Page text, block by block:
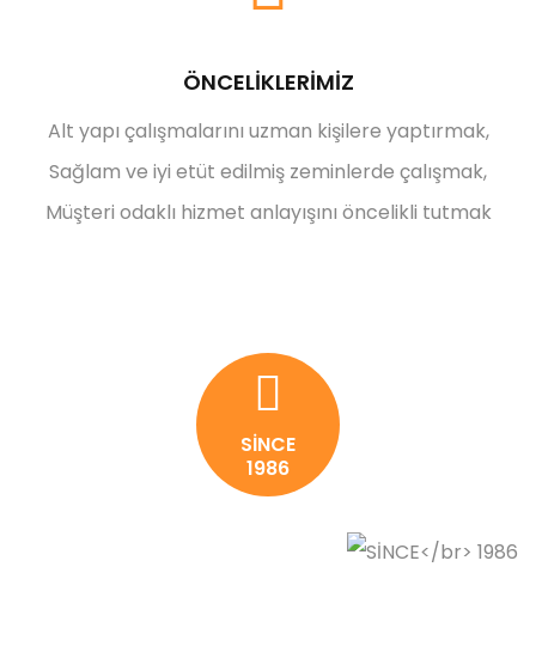
ÖNCELİKLERİMİZ
Alt yapı çalışmalarını uzman kişilere yaptırmak,
Sağlam ve iyi etüt edilmiş zeminlerde çalışmak,
Müşteri odaklı hizmet anlayışını öncelikli tutmak
SİNCE
1986